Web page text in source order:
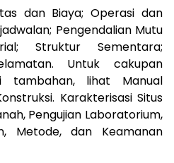
dan Biaya; Operasi dan
Pengendalian Mutu
Struktur Sementara;
Untuk cakupan
tambahan, lihat Manual
Karakterisasi Situs
Pengujian Laboratorium,
Metode, dan Keamanan